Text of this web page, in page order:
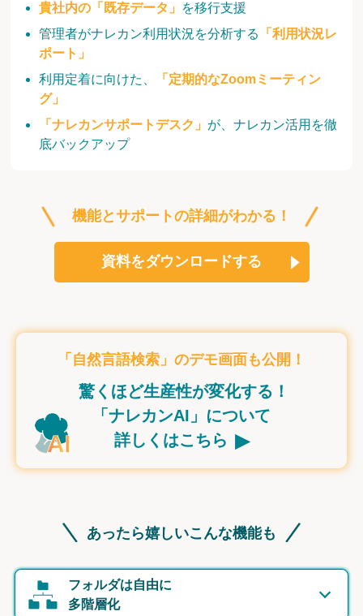
貴社内の「既存データ」 を移行支援
管理者がナレカン利用状況を分析する
「利用状況レ
ポート」
利用定着に向けた、
「定期的なZoomミーティン
グ」
「ナレカンサポートデスク」 が、ナレカン活用を徹
底バックアップ
機能とサポートの詳細がわかる！
資料をダウンロードする
「自然言語検索」のデモ画面も公開！
驚くほど生産性が変化する！
「ナレカンAI」について
詳しくはこちら ▸
あったら嬉しいこんな機能も
フォルダは自由に
多階層化